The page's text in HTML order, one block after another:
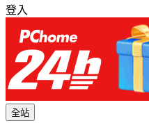
登入
全站